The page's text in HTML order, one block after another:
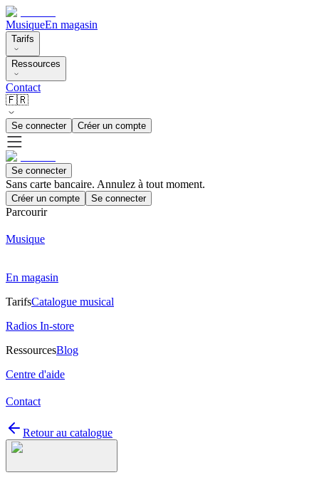
MusiqueEn magasin
Tarifs
Ressources
Contact
🇫🇷
Se connecter Créer un compte
Se connecter
Sans carte bancaire. Annulez à tout moment.
Créer un compte Se connecter
Parcourir
Musique
En magasin
TarifsCatalogue musical
Radios In-store
RessourcesBlog
Centre d'aide
Contact
Retour au catalogue